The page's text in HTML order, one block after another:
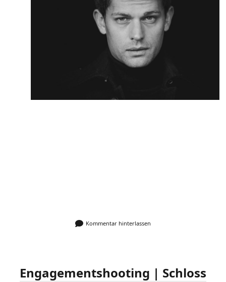
Kommentar hinterlassen
Engagementshooting | Schloss